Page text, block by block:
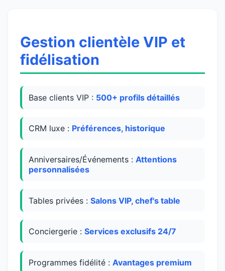
Gestion clientèle VIP et
fidélisation
Base clients VIP : 500+ profils détaillés
CRM luxe : Préférences, historique
Anniversaires/Événements : Attentions
personnalisées
Tables privées : Salons VIP, chef's table
Conciergerie : Services exclusifs 24/7
Programmes fidélité : Avantages premium